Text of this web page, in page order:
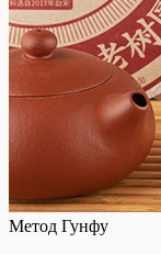
Метод Гунфу